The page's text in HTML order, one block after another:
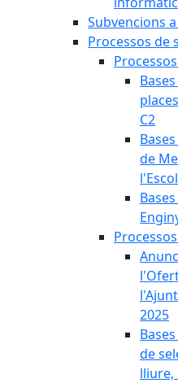
Subvencions
Processos de
C2
de
2025
de